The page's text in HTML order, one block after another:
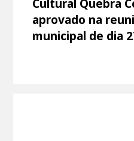
Cultural Quebra
aprovado na
municipal de dia